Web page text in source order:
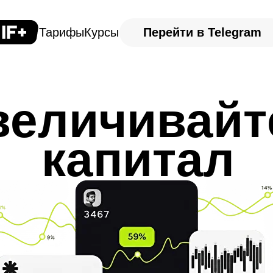
ТарифыКурсы Перейти в Telegram
капитал